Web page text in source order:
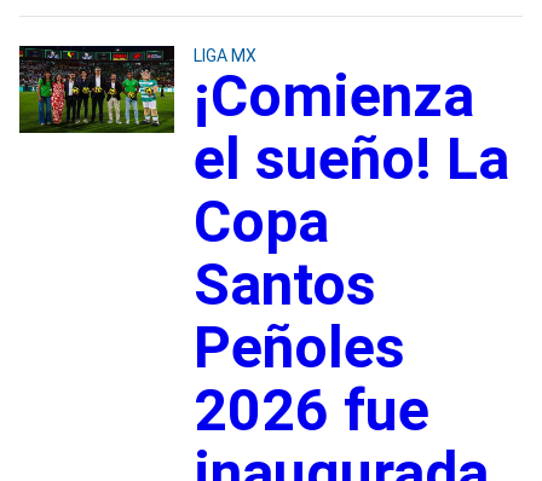
LIGA MX
¡Comienza
el sueño! La
Copa
Santos
Peñoles
2026 fue